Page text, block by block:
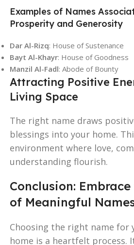
Examples of Names
Prosperity and Generosity
Dar Al-Rizq: House of Sustenance
Bayt Al-Khayr: House of Goodness
Manzil Al-Fadl: Abode of Bounty
Attracting Positive
Living Space
The right name draws
blessings into your home.
environment where love,
understanding flourish.
Conclusion:
of Meaningful
Choosing the right name for
home is a heartfelt process.